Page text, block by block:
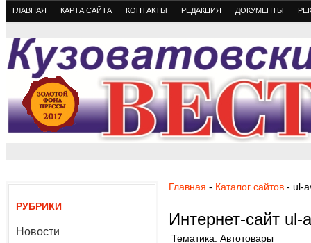
ГЛАВНАЯ КАРТА САЙТА КОНТАКТЫ РЕДАКЦИЯ ДОКУМЕНТЫ
РУБРИКИ
Новости
Главная - Каталог сайтов - ul-
Интернет-сайт ul-
Тематика: Автотовары